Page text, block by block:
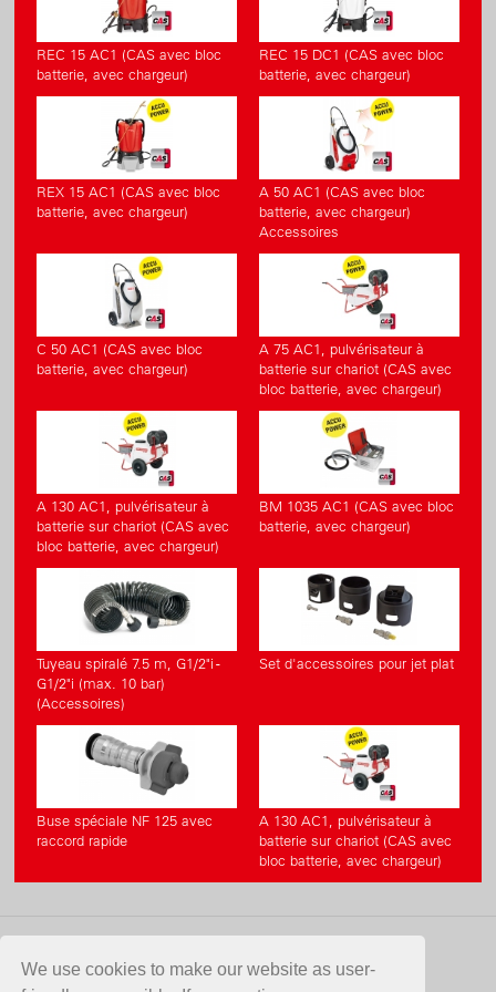
We use cookies to make our website as user-
REC 15 AC1 (CAS avec bloc
batterie, avec chargeur)
REC 15 DC1 (CAS avec bloc
batterie, avec chargeur)
REX 15 AC1 (CAS avec bloc
batterie, avec chargeur)
A 50 AC1 (CAS avec bloc
batterie, avec chargeur)
Accessoires
C 50 AC1 (CAS avec bloc
batterie, avec chargeur)
A 75 AC1, pulvérisateur à
batterie sur chariot (CAS avec
bloc batterie, avec chargeur)
A 130 AC1, pulvérisateur à
batterie sur chariot (CAS avec
bloc batterie, avec chargeur)
BM 1035 AC1 (CAS avec bloc
batterie, avec chargeur)
Tuyeau spiralé 7.5 m, G1/2"i -
G1/2"i (max. 10 bar)
(Accessoires)
Set d'accessoires pour jet plat
Buse spéciale NF 125 avec
raccord rapide
A 130 AC1, pulvérisateur à
batterie sur chariot (CAS avec
bloc batterie, avec chargeur)
CONTACT